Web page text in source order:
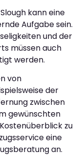
kann eine
Aufgabe sein.
und der
müssen auch
werden.
von
der
zwischen
gewünschten
zu
eine
an.